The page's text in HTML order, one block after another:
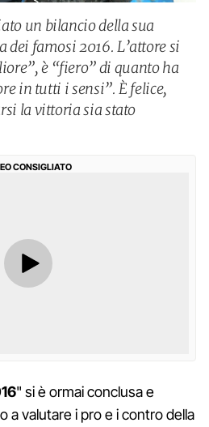
un bilancio della sua
dei famosi 2016. L’attore si
è “fiero” di quanto ha
in tutti i sensi”. È felice,
la vittoria sia stato
CONSIGLIATO
" si è ormai conclusa e
a valutare i pro e i contro della